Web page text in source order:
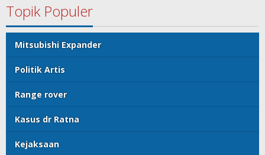
Topik Populer
Mitsubishi Expander
Politik Artis
Range rover
Kasus dr Ratna
Kejaksaan